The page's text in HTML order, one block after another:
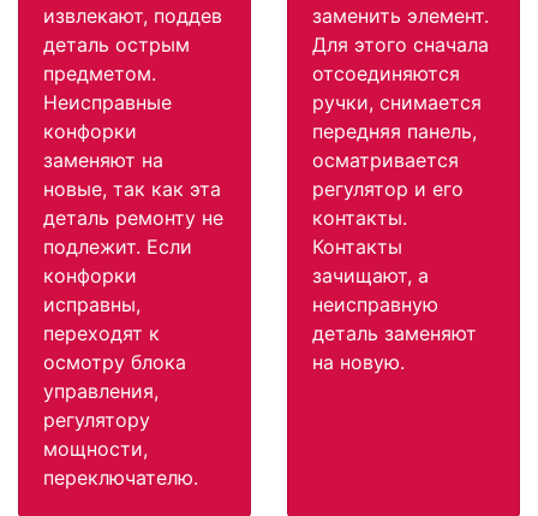
извлекают, поддев
деталь острым
предметом.
Неисправные
конфорки
заменяют на
новые, так как эта
деталь ремонту не
подлежит. Если
конфорки
исправны,
переходят к
осмотру блока
управления,
регулятору
мощности,
переключателю.
заменить элемент.
Для этого сначала
отсоединяются
ручки, снимается
передняя панель,
осматривается
регулятор и его
контакты.
Контакты
зачищают, а
неисправную
деталь заменяют
на новую.